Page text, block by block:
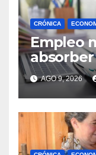
CRÓNICA
Empleo
AGO 9, 2026